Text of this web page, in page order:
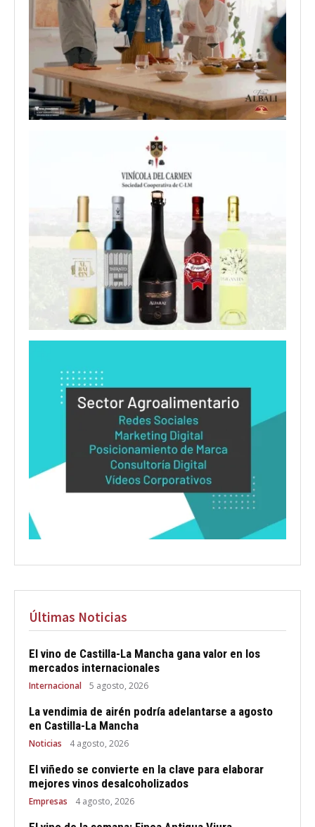
Últimas Noticias
El vino de Castilla-La Mancha gana valor en los
mercados internacionales
Internacional 5 agosto, 2026
La vendimia de airén podría adelantarse a agosto
en Castilla-La Mancha
Noticias 4 agosto, 2026
El viñedo se convierte en la clave para elaborar
mejores vinos desalcoholizados
Empresas 4 agosto, 2026